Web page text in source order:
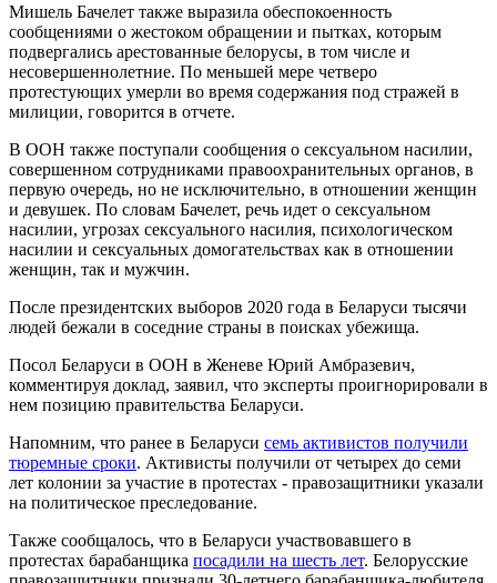
Мишель Бачелет также выразила обеспокоенность
сообщениями о жестоком обращении и пытках, которым
подвергались арестованные белорусы, в том числе и
несовершеннолетние. По меньшей мере четверо
протестующих умерли во время содержания под стражей в
милиции, говорится в отчете.
В ООН также поступали сообщения о сексуальном насилии,
совершенном сотрудниками правоохранительных органов, в
первую очередь, но не исключительно, в отношении женщин
и девушек. По словам Бачелет, речь идет о сексуальном
насилии, угрозах сексуального насилия, психологическом
насилии и сексуальных домогательствах как в отношении
женщин, так и мужчин.
После президентских выборов 2020 года в Беларуси тысячи
людей бежали в соседние страны в поисках убежища.
Посол Беларуси в ООН в Женеве Юрий Амбразевич,
комментируя доклад, заявил, что эксперты проигнорировали в
нем позицию правительства Беларуси.
Напомним, что ранее в Беларуси семь активистов получили
тюремные сроки. Активисты получили от четырех до семи
лет колонии за участие в протестах - правозащитники указали
на политическое преследование.
Также сообщалось, что в Беларуси участвовавшего в
протестах барабанщика посадили на шесть лет. Белорусские